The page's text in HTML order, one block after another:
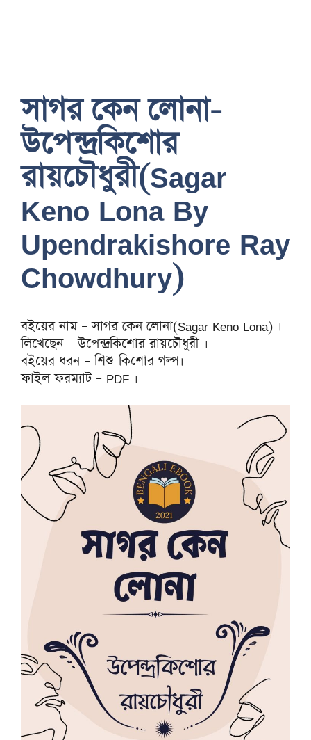
সাগর কেন লোনা-
উপেন্দ্রকিশোর
রায়চৌধুরী(Sagar
Keno Lona By
Upendrakishore Ray
Chowdhury)
বইয়ের নাম – সাগর কেন লোনা(Sagar Keno Lona) ।
লিখেছেন – উপেন্দ্রকিশোর রায়চৌধুরী ।
বইয়ের ধরন – শিশু-কিশোর গল্প।
ফাইল ফরম্যাট – PDF ।